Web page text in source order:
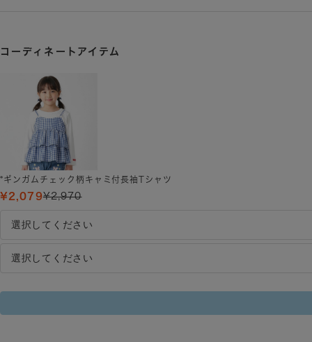
コーディネートアイテム
*ギンガムチェック柄キャミ付長袖Tシャツ
¥2,079¥2,970